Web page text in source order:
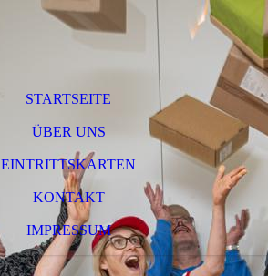
STARTSEITE
ÜBER UNS
EINTRITTSKARTEN
KONTAKT
IMPRESSUM